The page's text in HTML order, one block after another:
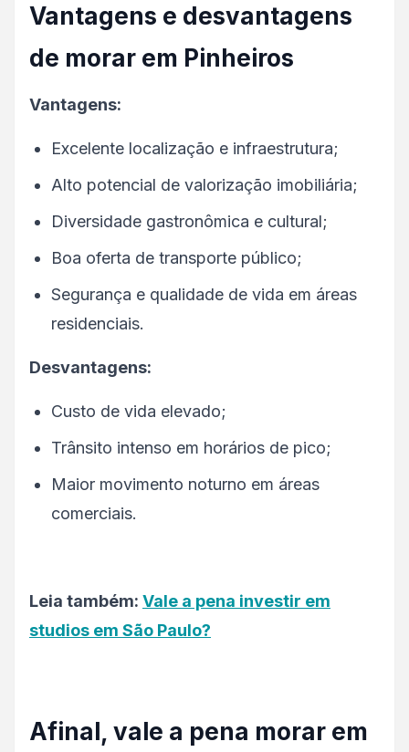
Vantagens e desvantagens
de morar em Pinheiros
Vantagens:
Excelente localização e infraestrutura;
Alto potencial de valorização imobiliária;
Diversidade gastronômica e cultural;
Boa oferta de transporte público;
Segurança e qualidade de vida em áreas
residenciais.
Desvantagens:
Custo de vida elevado;
Trânsito intenso em horários de pico;
Maior movimento noturno em áreas
comerciais.
Leia também: Vale a pena investir em
studios em São Paulo?
Afinal, vale a pena morar em